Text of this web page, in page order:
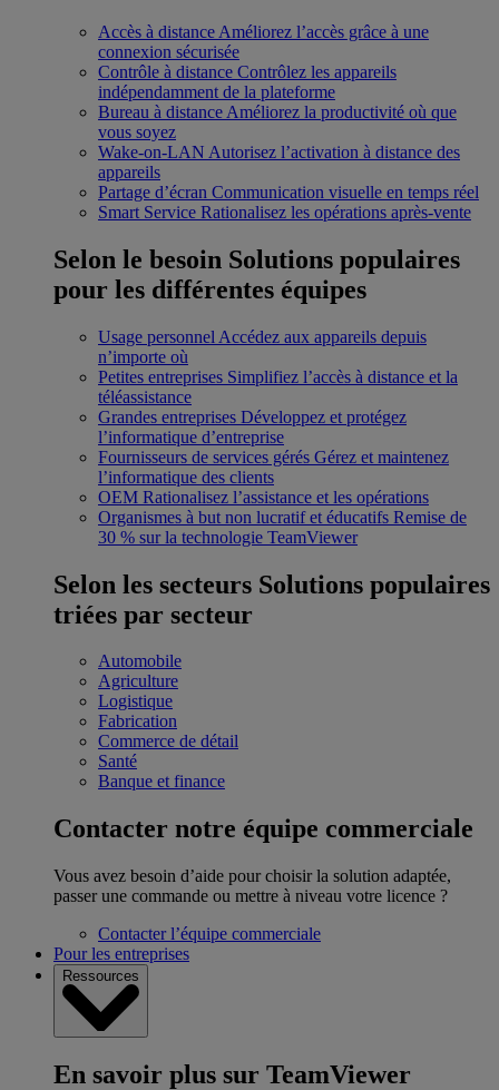
Accès à distance Améliorez l’accès grâce à une
connexion sécurisée
Contrôle à distance Contrôlez les appareils
indépendamment de la plateforme
Bureau à distance Améliorez la productivité où que
vous soyez
Wake-on-LAN Autorisez l’activation à distance des
appareils
Partage d’écran Communication visuelle en temps réel
Smart Service Rationalisez les opérations après-vente
Selon le besoin Solutions populaires
pour les différentes équipes
Usage personnel Accédez aux appareils depuis
n’importe où
Petites entreprises Simplifiez l’accès à distance et la
téléassistance
Grandes entreprises Développez et protégez
l’informatique d’entreprise
Fournisseurs de services gérés Gérez et maintenez
l’informatique des clients
OEM Rationalisez l’assistance et les opérations
Organismes à but non lucratif et éducatifs Remise de
30 % sur la technologie TeamViewer
Selon les secteurs Solutions populaires
triées par secteur
Automobile
Agriculture
Logistique
Fabrication
Commerce de détail
Santé
Banque et finance
Contacter notre équipe commerciale
Vous avez besoin d’aide pour choisir la solution adaptée,
passer une commande ou mettre à niveau votre licence ?
Contacter l’équipe commerciale
Pour les entreprises
Ressources
En savoir plus sur TeamViewer